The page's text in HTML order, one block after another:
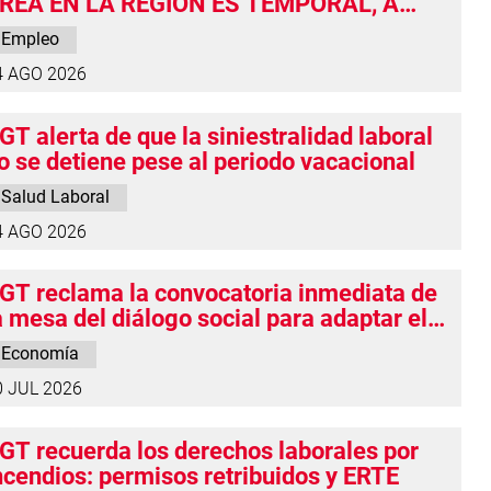
PARCIAL Y DISCRIMINATORIO
Empleo
AGO 2026
alerta de que la siniestralidad laboral
se detiene pese al periodo vacacional
Salud Laboral
AGO 2026
reclama la convocatoria inmediata de
mesa del diálogo social para adaptar el
Mínimo Interprofesional a esta
Economía
JUL 2026
recuerda los derechos laborales por
permisos retribuidos y ERTE